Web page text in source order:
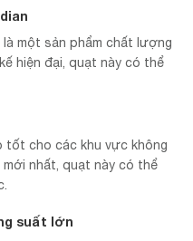
một sản phẩm chất lượng
hiện đại, quạt này có thể
tốt cho các khu vực không
nhất, quạt này có thể
suất lớn